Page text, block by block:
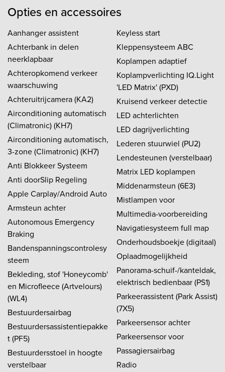
Opties en accessoires
Aanhanger assistent
Achterbank in delen
neerklapbaar
Achteropkomend verkeer
waarschuwing
Achteruitrijcamera (KA2)
Airconditioning automatisch
(Climatronic) (KH7)
Airconditioning automatisch,
3-zone (Climatronic) (KH7)
Anti Blokkeer Systeem
Anti doorSlip Regeling
Apple Carplay/Android Auto
Armsteun achter
Autonomous Emergency
Braking
Bandenspanningscontrolesy
steem
Bekleding, stof 'Honeycomb'
en Microfleece (Artvelours)
(WL4)
Bestuurdersairbag
Bestuurdersassistentiepakke
t (PF5)
Bestuurdersstoel in hoogte
verstelbaar
Keyless start
Kleppensysteem ABC
Koplampen adaptief
Koplampverlichting IQ.Light
'LED Matrix' (PXD)
Kruisend verkeer detectie
LED achterlichten
LED dagrijverlichting
Lederen stuurwiel (PU2)
Lendesteunen (verstelbaar)
Matrix LED koplampen
Middenarmsteun (6E3)
Mistlampen voor
Multimedia-voorbereiding
Navigatiesysteem full map
Onderhoudsboekje (digitaal)
Oplaadmogelijkheid
Panorama-schuif-/kanteldak,
elektrisch bedienbaar (PS1)
Parkeerassistent (Park Assist)
(7X5)
Parkeersensor achter
Parkeersensor voor
Passagiersairbag
Radio